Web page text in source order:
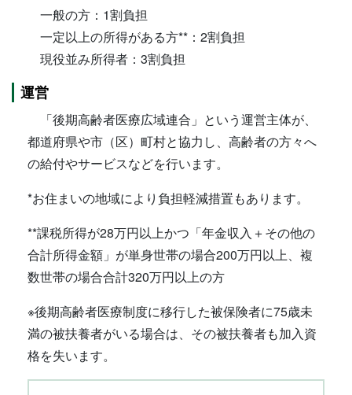
一般の方：1割負担
一定以上の所得がある方**：2割負担
現役並み所得者：3割負担
運営
「後期高齢者医療広域連合」という運営主体が、
都道府県や市（区）町村と協力し、高齢者の方々へ
の給付やサービスなどを行います。
*お住まいの地域により負担軽減措置もあります。
**課税所得が28万円以上かつ「年金収入＋その他の
合計所得金額」が単身世帯の場合200万円以上、複
数世帯の場合合計320万円以上の方
※後期高齢者医療制度に移行した被保険者に75歳未
満の被扶養者がいる場合は、その被扶養者も加入資
格を失います。